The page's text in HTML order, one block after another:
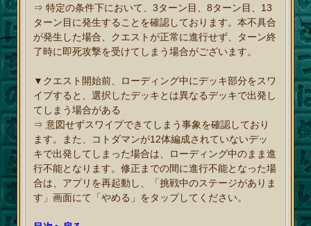
⇒ 特定の条件下において、3ターン目、8ターン目、13
ターン目に発生することを確認しております。本不具合
が発生した場合、クエストが正常に進行せず、ターン終
了時に即死攻撃を受けてしまう場合がございます。
▼クエスト開始前、ローディング中にデッキ部分をスワ
イプすると、選択したデッキとは異なるデッキで出発し
てしまう場合がある
⇒ 意図せずスワイプできてしまう事象を確認しており
ます。また、コトダマンが12体編成されていないデッ
キで出発してしまった場合は、ローディング中のまま進
行不能となります。修正までの間に進行不能となった場
合は、アプリを再起動し、「挑戦中のステージがありま
す」画面にて「やめる」をタップしてください。